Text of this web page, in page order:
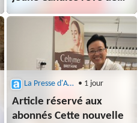
Jeux olympiques
La Presse d'Armor (Paimpol) • 1 jour
Article réservé aux
abonnés Cette nouvelle